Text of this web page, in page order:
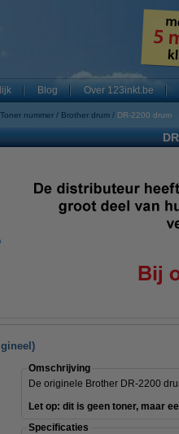
Blog Over 123inkt.be
Toner nummer Brother drum DR-2200 drum
Omschrijving
De originele Brother DR-2200
Let op: dit is geen toner, maar
Specificaties